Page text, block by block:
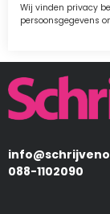
Wij vinden privacy
persoonsgegevens
Afbeelding
088-1102090